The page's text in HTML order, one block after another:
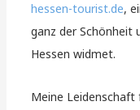
hessen-tourist.de,
ganz der Schönheit
Hessen widmet.
Meine Leidenschaft